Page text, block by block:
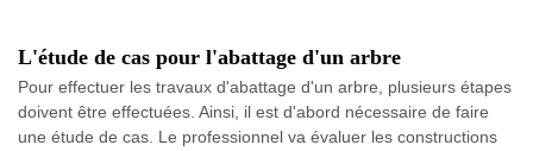
L'étude de cas pour l'abattage d'un arbre
Pour effectuer les travaux d'abattage d'un arbre, plusieurs étapes
doivent être effectuées. Ainsi, il est d'abord nécessaire de faire
une étude de cas. Le professionnel va évaluer les constructions